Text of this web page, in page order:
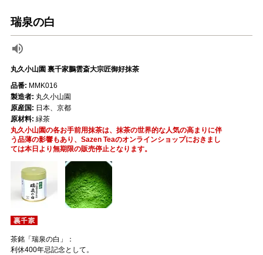
瑞泉の白
丸久小山園 裏千家鵬雲斎大宗匠御好抹茶
茶銘「瑞泉の白」：
利休400年忌記念として。
品番: MMK016
製造者: 丸久小山園
原産国: 日本、京都
原材料: 緑茶
丸久小山園の各お手前用抹茶は、抹茶の世界的な人気の高まりに伴
う品薄の影響もあり、Sazen Teaのオンラインショップにおきまし
ては本日より無期限の販売停止となります。